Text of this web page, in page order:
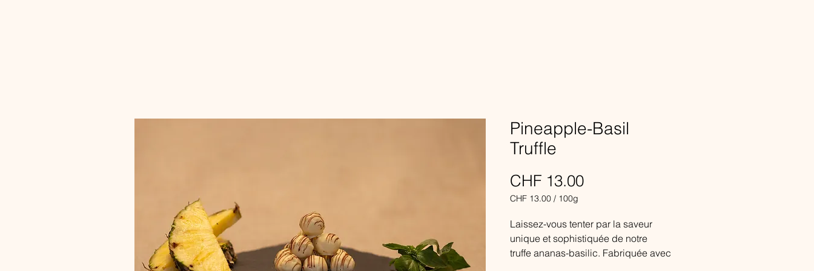
Pineapple-Basil
Truffle
CHF 13.00Price
CHF 13.00 / 100g
per
100
Grams
Laissez-vous tenter par la saveur
unique et sophistiquée de notre
truffe ananas-basilic. Fabriquée avec